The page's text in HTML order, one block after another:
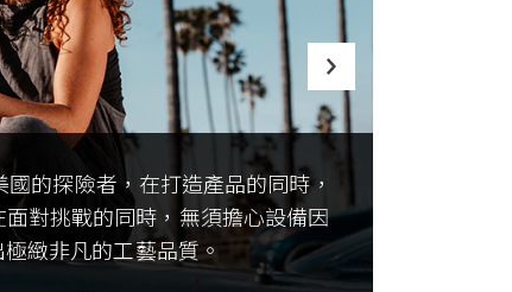
的探險者，在打造產品的同時，
對挑戰的同時，無須擔心設備因
緻非凡的工藝品質。